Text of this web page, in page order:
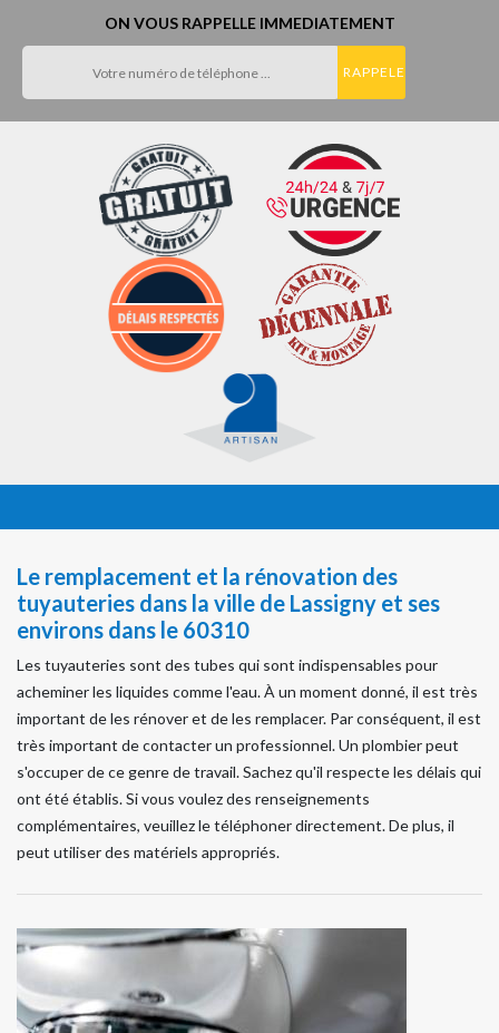
ON VOUS RAPPELLE IMMEDIATEMENT
Le remplacement et la rénovation des
tuyauteries dans la ville de Lassigny et ses
environs dans le 60310
Les tuyauteries sont des tubes qui sont indispensables pour
acheminer les liquides comme l'eau. À un moment donné, il est très
important de les rénover et de les remplacer. Par conséquent, il est
très important de contacter un professionnel. Un plombier peut
s'occuper de ce genre de travail. Sachez qu'il respecte les délais qui
ont été établis. Si vous voulez des renseignements
complémentaires, veuillez le téléphoner directement. De plus, il
peut utiliser des matériels appropriés.